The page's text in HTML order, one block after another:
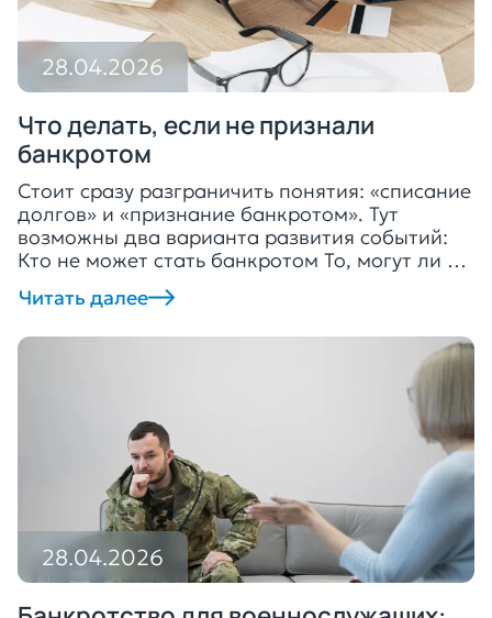
28.04.2026
Что делать, если не признали
банкротом
Стоит сразу разграничить понятия: «списание
долгов» и «признание банкротом». Тут
возможны два варианта развития событий:
Кто не может стать банкротом То, могут ли не
признать банкротом физическое лицо,
волнует многих заёмщиков, которые не в
действительно бывает, если суд (пункт 1
признании […]
Читать далее
28.04.2026